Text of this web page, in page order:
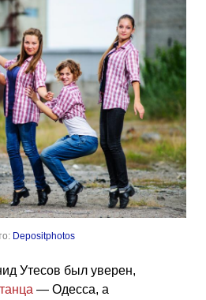
Depositphotos
Утесов был уверен,
танца — Одесса, а